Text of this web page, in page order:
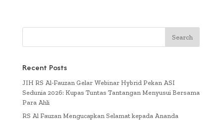
Recent Posts
JIH RS Al-Fauzan Gelar Webinar Hybrid Pekan ASI
Sedunia 2026: Kupas Tuntas Tantangan Menyusui Bersama
Para Ahli
RS Al Fauzan Mengucapkan Selamat kepada Ananda